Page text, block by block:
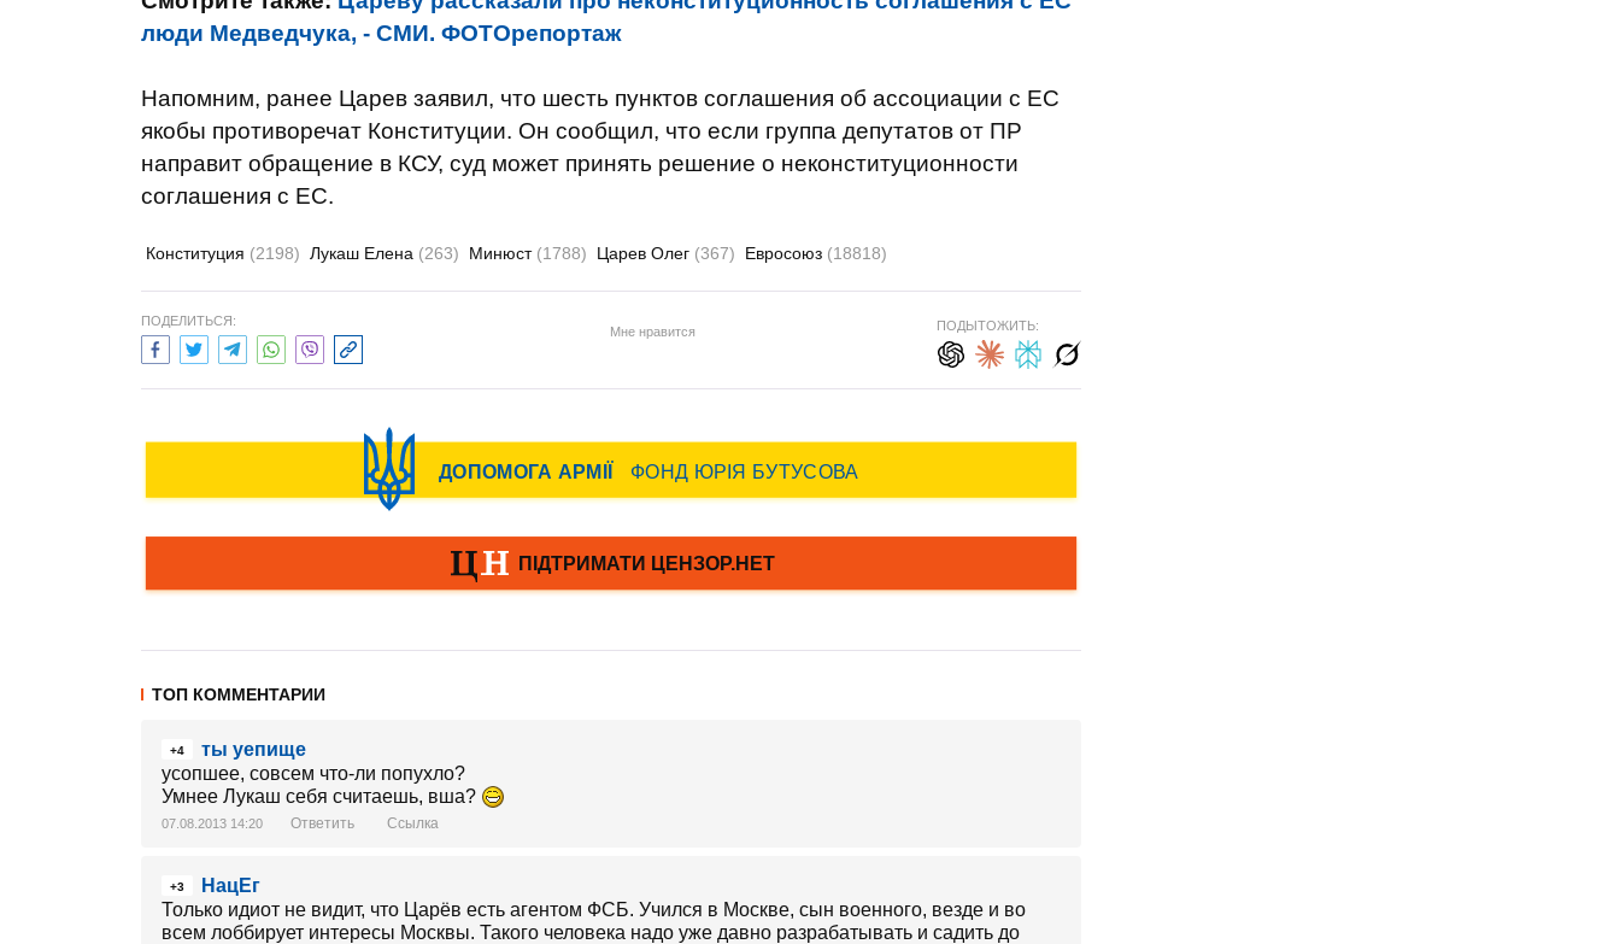
люди Медведчука, - СМИ. ФОТОрепортаж
Напомним, ранее Царев заявил, что шесть пунктов соглашения об ассоциации с ЕС
якобы противоречат Конституции. Он сообщил, что если группа депутатов от ПР
направит обращение в КСУ, суд может принять решение о неконституционности
соглашения с ЕС.
Конституция (2198) Лукаш Елена (263) Минюст (1788) Царев Олег (367) Евросоюз (18818)
ПОДЕЛИТЬСЯ:
Мне нравится ПОДЫТОЖИТЬ:
ТОП КОММЕНТАРИИ
+4
ты уепище
усопшее, совсем что-ли попухло?
Умнее Лукаш себя считаешь, вша?
07.08.2013 14:20 Ответить Ссылка
+3
НацЕг
Только идиот не видит, что Царёв есть агентом ФСБ. Учился в Москве, сын военного, везде и во
всем лоббирует интересы Москвы. Такого человека надо уже давно разрабатывать и садить до